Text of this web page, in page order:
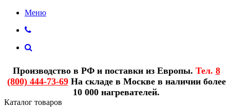
Меню
Производство в РФ и поставки из Европы. Тел. 8
(800) 444-73-69На складе в Москве в наличии более
10 000 нагревателей.
Каталог товаров